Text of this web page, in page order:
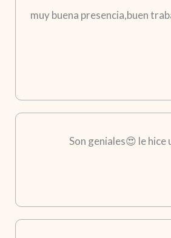
muy buena presencia,buen
Son geniales😍 le